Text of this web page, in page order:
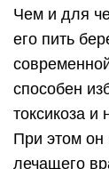
Чем и для
его пить
способен
токсикоза и
При этом он
лечащего